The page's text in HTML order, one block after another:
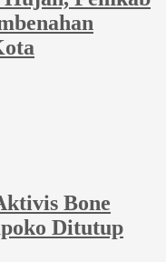
Bone
Ditutup